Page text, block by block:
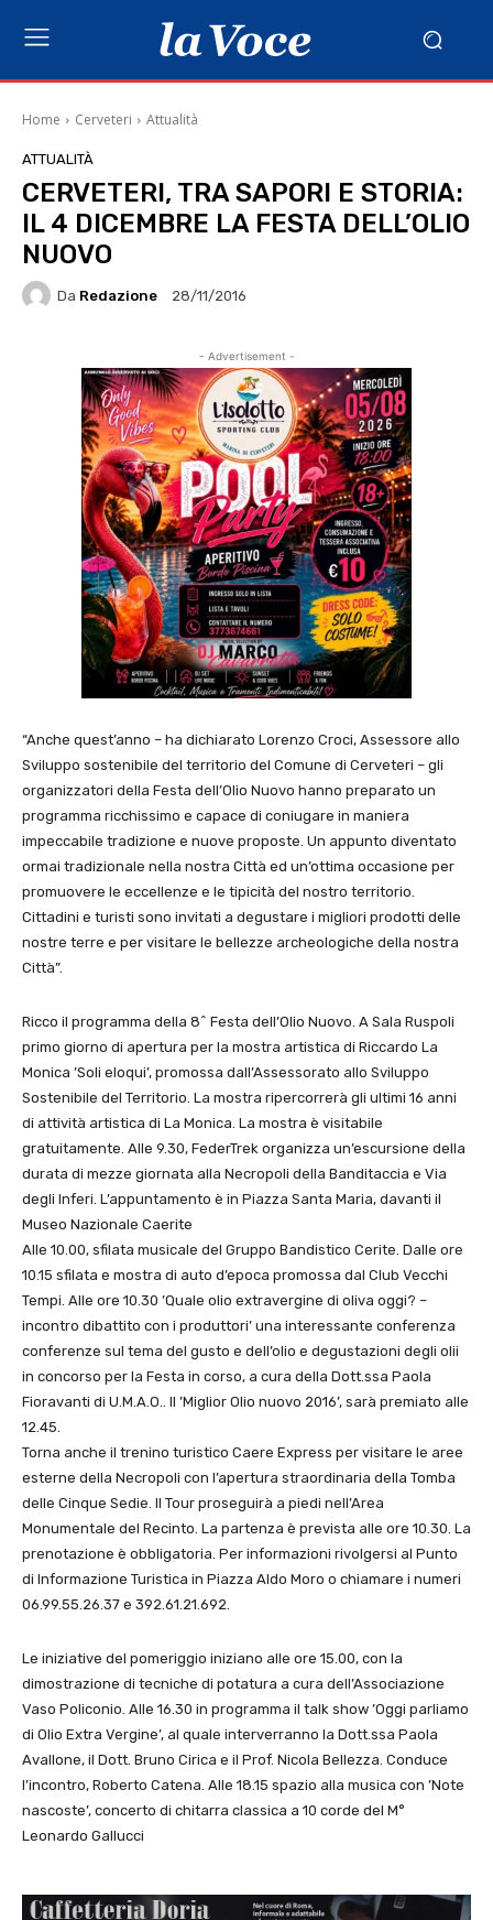
Home Cerveteri Attualità
ATTUALITÀ
CERVETERI, TRA SAPORI E STORIA:
IL 4 DICEMBRE LA FESTA DELL’OLIO
NUOVO
Da Redazione 28/11/2016
- Advertisement -
“Anche quest’anno – ha dichiarato Lorenzo Croci, Assessore allo
Sviluppo sostenibile del territorio del Comune di Cerveteri – gli
organizzatori della Festa dell’Olio Nuovo hanno preparato un
programma ricchissimo e capace di coniugare in maniera
impeccabile tradizione e nuove proposte. Un appunto diventato
ormai tradizionale nella nostra Città ed un’ottima occasione per
promuovere le eccellenze e le tipicità del nostro territorio.
Cittadini e turisti sono invitati a degustare i migliori prodotti delle
nostre terre e per visitare le bellezze archeologiche della nostra
Città”.
Ricco il programma della 8^ Festa dell’Olio Nuovo. A Sala Ruspoli
primo giorno di apertura per la mostra artistica di Riccardo La
Monica ’Soli eloqui’, promossa dall’Assessorato allo Sviluppo
Sostenibile del Territorio. La mostra ripercorrerà gli ultimi 16 anni
di attività artistica di La Monica. La mostra è visitabile
gratuitamente. Alle 9.30, FederTrek organizza un’escursione della
durata di mezze giornata alla Necropoli della Banditaccia e Via
degli Inferi. L’appuntamento è in Piazza Santa Maria, davanti il
Museo Nazionale Caerite
Alle 10.00, sfilata musicale del Gruppo Bandistico Cerite. Dalle ore
10.15 sfilata e mostra di auto d’epoca promossa dal Club Vecchi
Tempi. Alle ore 10.30 ’Quale olio extravergine di oliva oggi? –
incontro dibattito con i produttori’ una interessante conferenza
conferenze sul tema del gusto e dell’olio e degustazioni degli olii
in concorso per la Festa in corso, a cura della Dott.ssa Paola
Fioravanti di U.M.A.O.. Il ’Miglior Olio nuovo 2016’, sarà premiato alle
12.45.
Torna anche il trenino turistico Caere Express per visitare le aree
esterne della Necropoli con l’apertura straordinaria della Tomba
delle Cinque Sedie. Il Tour proseguirà a piedi nell’Area
Monumentale del Recinto. La partenza è prevista alle ore 10.30. La
prenotazione è obbligatoria. Per informazioni rivolgersi al Punto
di Informazione Turistica in Piazza Aldo Moro o chiamare i numeri
06.99.55.26.37 e 392.61.21.692.
Le iniziative del pomeriggio iniziano alle ore 15.00, con la
dimostrazione di tecniche di potatura a cura dell’Associazione
Vaso Policonio. Alle 16.30 in programma il talk show ’Oggi parliamo
di Olio Extra Vergine’, al quale interverranno la Dott.ssa Paola
Avallone, il Dott. Bruno Cirica e il Prof. Nicola Bellezza. Conduce
l’incontro, Roberto Catena. Alle 18.15 spazio alla musica con ’Note
nascoste’, concerto di chitarra classica a 10 corde del M°
Leonardo Gallucci